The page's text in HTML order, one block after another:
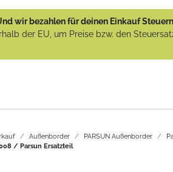
wir bezahlen für deinen Einkauf
der EU, um Preise bzw. den
Außenborder PARSUN Außenborder
/ Parsun Ersatzteil